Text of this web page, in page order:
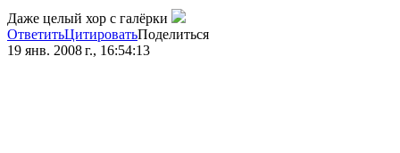
Даже целый хор с галёрки
ОтветитьЦитироватьПоделиться
19 янв. 2008 г., 16:54:13